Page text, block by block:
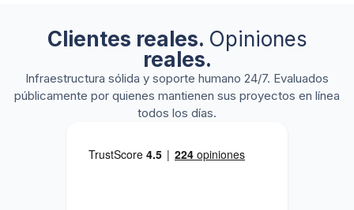
Clientes reales. Opiniones
reales.
Infraestructura sólida y soporte humano 24/7. Evaluados
públicamente por quienes mantienen sus proyectos en línea
todos los días.